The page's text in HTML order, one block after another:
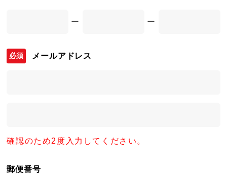
ー ー
メールアドレス
確認のため2度入力してください。
郵便番号